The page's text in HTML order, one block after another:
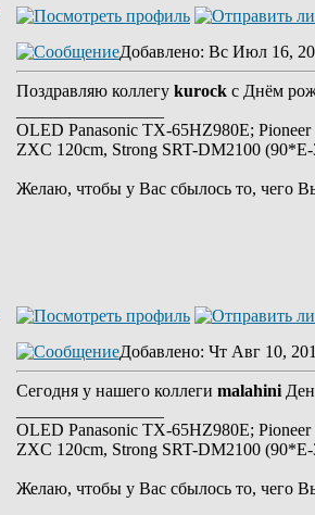
Добавлено: Вс Июл 16,
Поздравляю коллегу kurock с Днём
OLED Panasonic TX-65HZ980E;
ZXC 120cm, Strong SRT-DM2100
Желаю, чтобы у Вас сбылось то, чего
Добавлено: Чт Авг 10,
Сегодня у нашего коллеги malahini
OLED Panasonic TX-65HZ980E;
ZXC 120cm, Strong SRT-DM2100
Желаю, чтобы у Вас сбылось то, чего